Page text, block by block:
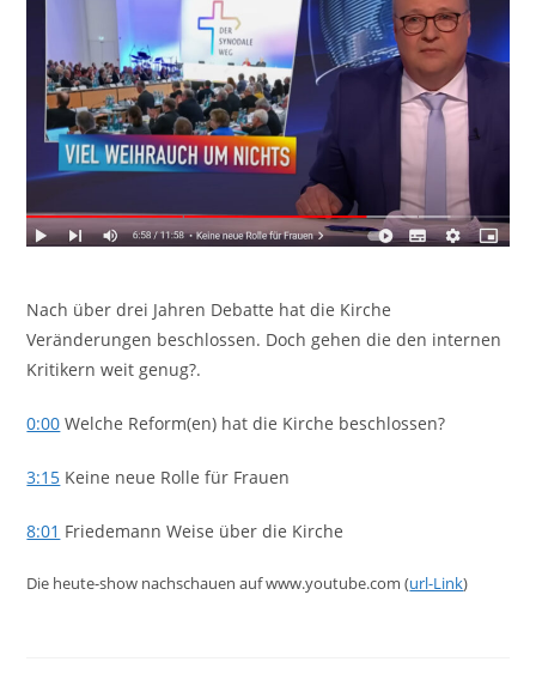
Nach über drei Jahren Debatte hat die Kirche
Veränderungen beschlossen. Doch gehen die den internen
Kritikern weit genug?.
0:00 Welche Reform(en) hat die Kirche beschlossen?
3:15 Keine neue Rolle für Frauen
8:01 Friedemann Weise über die Kirche
Die heute-show nachschauen auf www.youtube.com (url-Link)